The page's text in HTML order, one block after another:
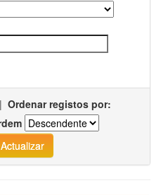
| Ordenar registos por: